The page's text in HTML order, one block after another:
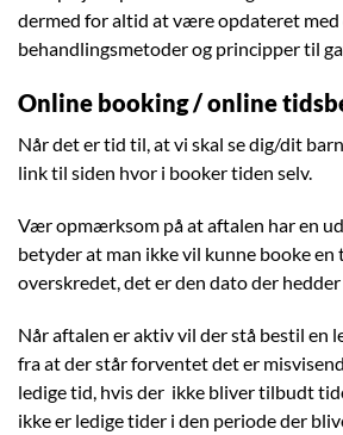
dermed for altid at være opdateret med
behandlingsmetoder og principper til
Online booking / online
Når det er tid til, at vi skal se dig/dit
link til siden hvor i booker tiden selv.
Vær opmærksom på at aftalen har en
betyder at man ikke vil kunne booke en
overskredet, det er den dato der
Når aftalen er aktiv vil der stå bestil en
fra at der står forventet det er
ledige tid, hvis der ikke bliver tilbudt
ikke er ledige tider i den periode der